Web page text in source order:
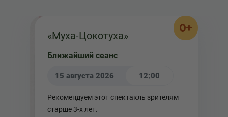
0+
«Муха-Цокотуха»
Ближайший сеанс
15 августа 2026 12:00
Рекомендуем этот спектакль зрителям
старше 3-х лет.